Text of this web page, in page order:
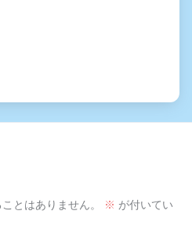
とはありません。 ※ が付いてい